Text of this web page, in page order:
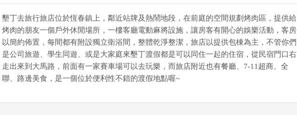
墾丁去旅行旅店位於恆春鎮上，鄰近站牌及熱鬧地段，在前庭的空間規劃烤肉區，提供給
烤肉的朋友一個戶外休閒場所，一樓客廳電動麻將設施，讓房客有開心的娛樂活動，客房
以簡約佈置，每間都有附設獨立衛浴間，整體乾淨整潔，旅店以提供包棟為主，不管你們
是公司旅遊、學生同遊、或是大家庭來墾丁渡假都是可以同住一起的住宿，從民宿門口右
走出來到大馬路，前面有一家賽車場可以去玩樂，而旅店附近也有餐廳、7-11超商、全
聯、路邊美食，是一個位於便利性不錯的渡假地點喔~